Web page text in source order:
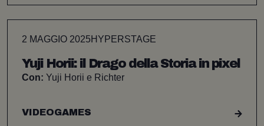
2 MAGGIO 2025 HYPERSTAGE
Yuji Horii: il Drago della Storia in pixel
Con: Yuji Horii e Richter
VIDEOGAMES